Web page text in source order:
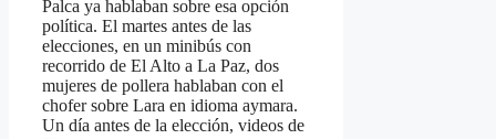
Palca ya hablaban sobre esa opción
política. El martes antes de las
elecciones, en un minibús con
recorrido de El Alto a La Paz, dos
mujeres de pollera hablaban con el
chofer sobre Lara en idioma aymara.
Un día antes de la elección, videos de